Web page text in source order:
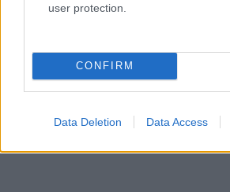
user protection.
CONFIRM
Data Deletion Data Access
Diskusia